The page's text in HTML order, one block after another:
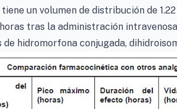
un volumen de distribución de
tras la administración
de hidromorfona conjugada,